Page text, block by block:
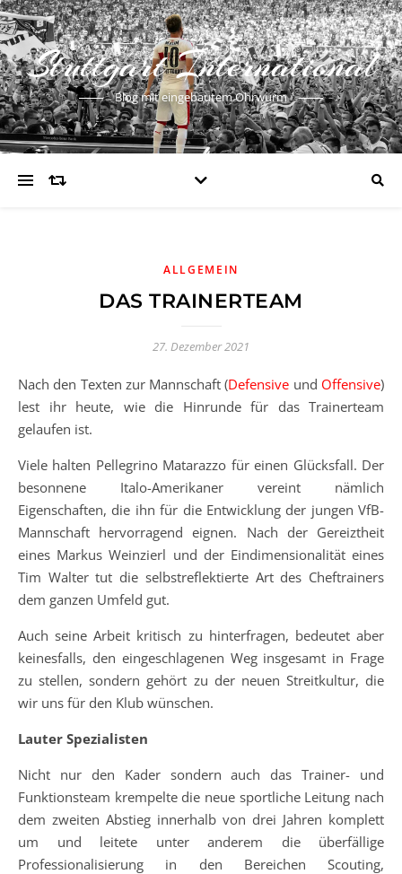
Stuttgart International
Blog mit eingebautem Ohrwurm
ALLGEMEIN
DAS TRAINERTEAM
27. Dezember 2021
Nach den Texten zur Mannschaft (Defensive und Offensive)
lest ihr heute, wie die Hinrunde für das Trainerteam
gelaufen ist.
Viele halten Pellegrino Matarazzo für einen Glücksfall. Der
besonnene Italo-Amerikaner vereint nämlich
Eigenschaften, die ihn für die Entwicklung der jungen VfB-
Mannschaft hervorragend eignen. Nach der Gereiztheit
eines Markus Weinzierl und der Eindimensionalität eines
Tim Walter tut die selbstreflektierte Art des Cheftrainers
dem ganzen Umfeld gut.
Auch seine Arbeit kritisch zu hinterfragen, bedeutet aber
keinesfalls, den eingeschlagenen Weg insgesamt in Frage
zu stellen, sondern gehört zu der neuen Streitkultur, die
wir uns für den Klub wünschen.
Lauter Spezialisten
Nicht nur den Kader sondern auch das Trainer- und
Funktionsteam krempelte die neue sportliche Leitung nach
dem zweiten Abstieg innerhalb von drei Jahren komplett
um und leitete unter anderem die überfällige
Professionalisierung in den Bereichen Scouting,